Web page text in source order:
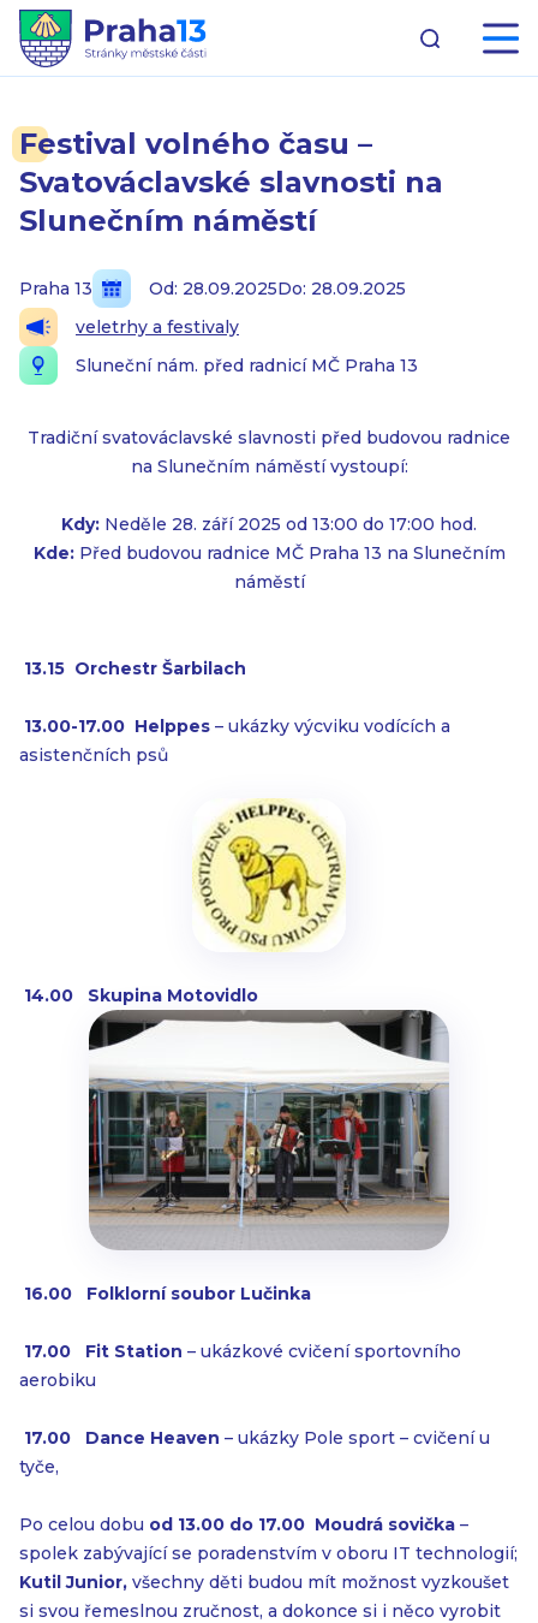
Festival volného času –
Svatováclavské slavnosti na
Slunečním náměstí
Praha 13 Od: 28.09.2025Do: 28.09.2025
veletrhy a festivaly
Sluneční nám. před radnicí MČ Praha 13
Tradiční svatováclavské slavnosti před budovou radnice
na Slunečním náměstí vystoupí:
Kdy: Neděle 28. září 2025 od 13:00 do 17:00 hod.
Kde:Před budovou radnice MČ Praha 13 na Slunečním
náměstí
13.15 Orchestr Šarbilach
13.00-17.00 Helppes – ukázky výcviku vodících a
asistenčních psů
14.00 Skupina Motovidlo
16.00 Folklorní soubor Lučinka
17.00 Fit Station – ukázkové cvičení sportovního
aerobiku
17.00 Dance Heaven – ukázky Pole sport – cvičení u
tyče,
Po celou dobu od 13.00 do 17.00 Moudrá sovička –
spolek zabývající se poradenstvím v oboru IT technologií;
Kutil Junior, všechny děti budou mít možnost vyzkoušet
si svou řemeslnou zručnost, a dokonce si i něco vyrobit